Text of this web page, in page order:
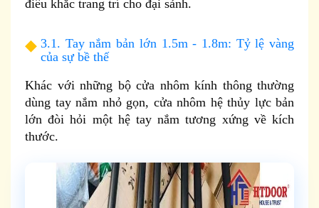
điêu khắc trang trí cho đại sảnh.
3.1. Tay nắm bản lớn 1.5m - 1.8m: Tỷ lệ vàng
của sự bề thế
Khác với những bộ cửa nhôm kính thông thường
dùng tay nắm nhỏ gọn, cửa nhôm hệ thủy lực bản
lớn đòi hỏi một hệ tay nắm tương xứng về kích
thước.